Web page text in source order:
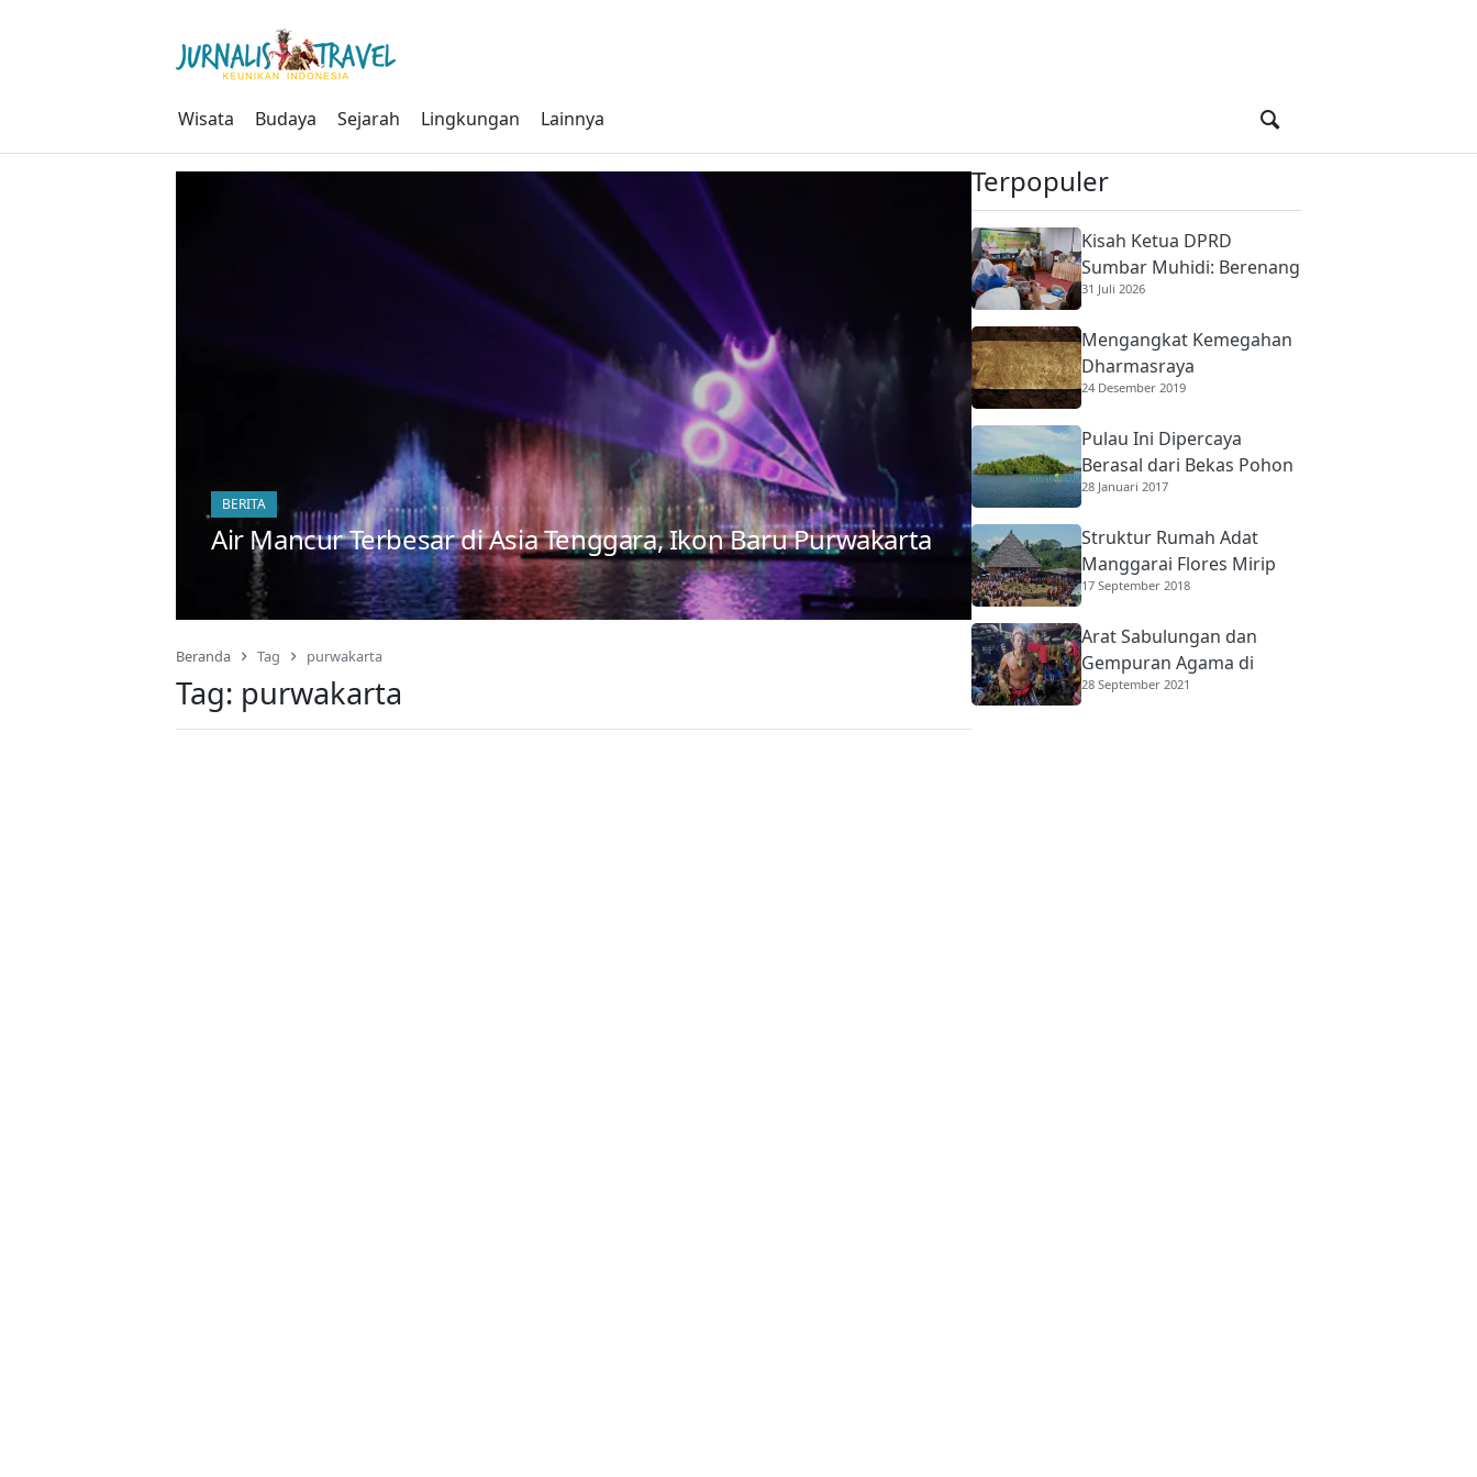
Wisata Budaya Sejarah Lingkungan Lainnya
BERITA
Air Mancur Terbesar di Asia Tenggara, Ikon Baru Purwakarta
Beranda Tag purwakarta
Tag: purwakarta
Terpopuler
Kisah Ketua DPRD
Sumbar Muhidi: Berenang
di Sungai Berbuaya Demi
Orang Tua
31 Juli 2026
Mengangkat Kemegahan
Dharmasraya
24 Desember 2019
Pulau Ini Dipercaya
Berasal dari Bekas Pohon
Raksasa
28 Januari 2017
Struktur Rumah Adat
Manggarai Flores Mirip
Rumah Gadang
17 September 2018
Arat Sabulungan dan
Gempuran Agama di
Mentawai
28 September 2021